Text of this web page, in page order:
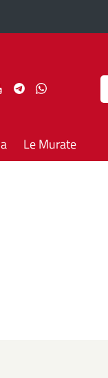
SeguiciSeguiciSeguici
Le Murate